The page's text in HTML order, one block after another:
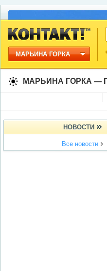
МАРЬИНА ГОРКА
МАРЬИНА ГОРКА —
НОВОСТИ
Все новости